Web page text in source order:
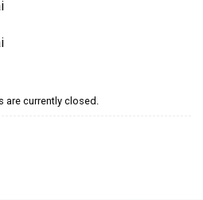
are currently closed.